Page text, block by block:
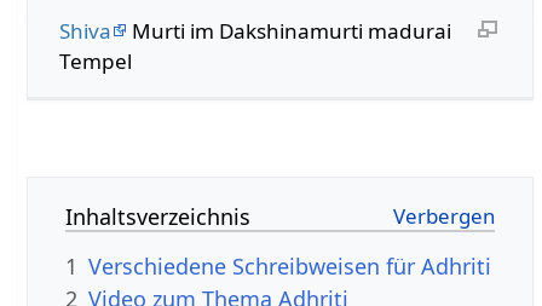
Shiva
Murti im Dakshinamurti madurai
Tempel
Inhaltsverzeichnis
1 Verschiedene Schreibweisen für Adhriti
2 Video zum Thema Adhriti